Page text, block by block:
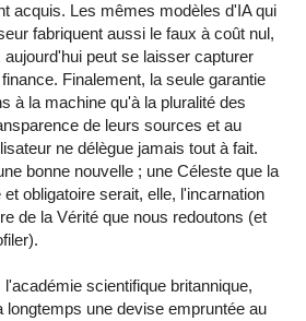
acquis. Les mêmes modèles d'IA qui
fabriquent aussi le faux à coût nul,
aujourd'hui peut se laisser capturer
Finalement, la seule garantie
à la machine qu'à la pluralité des
de leurs sources et au
ne délègue jamais tout à fait.
bonne nouvelle ; une Céleste que la
et obligatoire serait, elle, l'incarnation
de la Vérité que nous redoutons (et
scientifique britannique,
longtemps une devise empruntée au